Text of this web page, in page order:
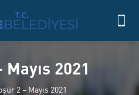
2021
2 – Mayıs 2021